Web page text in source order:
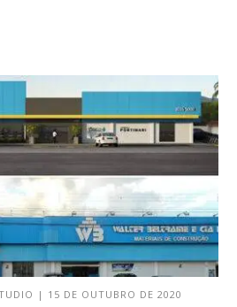
| 15 DE OUTUBRO DE 2020